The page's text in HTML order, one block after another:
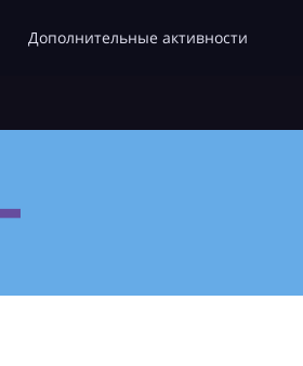
Дополнительные активности